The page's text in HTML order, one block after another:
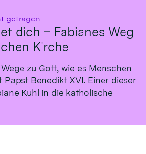
getragen
dich – Fabianes Weg
Kirche
zu Gott, wie es Menschen
Papst Benedikt XVI. Einer dieser
Kuhl in die katholische